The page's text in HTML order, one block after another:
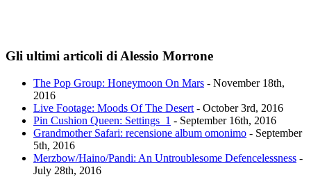
Gli ultimi articoli di Alessio Morrone
The Pop Group: Honeymoon On Mars - November 18th,
2016
Live Footage: Moods Of The Desert - October 3rd, 2016
Pin Cushion Queen: Settings_1 - September 16th, 2016
Grandmother Safari: recensione album omonimo - September
5th, 2016
Merzbow/Haino/Pandi: An Untroublesome Defencelessness -
July 28th, 2016